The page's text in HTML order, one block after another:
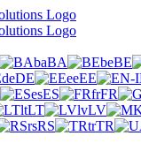
baBA beBE
deDE eeEE
esES frFR
ltLT lvLV
rsRS trTR